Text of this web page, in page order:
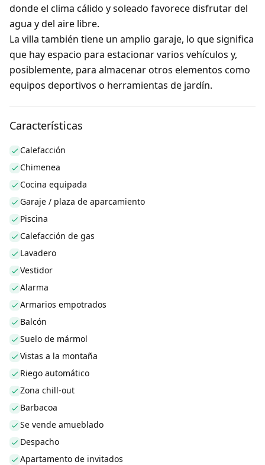
donde el clima cálido y soleado favorece disfrutar del
agua y del aire libre.
La villa también tiene un amplio garaje, lo que significa
que hay espacio para estacionar varios vehículos y,
posiblemente, para almacenar otros elementos como
equipos deportivos o herramientas de jardín.
Características
Calefacción
Chimenea
Cocina equipada
Garaje / plaza de aparcamiento
Piscina
Calefacción de gas
Lavadero
Vestidor
Alarma
Armarios empotrados
Balcón
Suelo de mármol
Vistas a la montaña
Riego automático
Zona chill-out
Barbacoa
Se vende amueblado
Despacho
Apartamento de invitados